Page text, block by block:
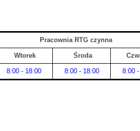
Pracownia RTG czynna
Wtorek Środa
8:00 - 18:00 8:00 - 18:00 8:00